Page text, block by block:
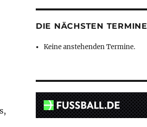
DIE NÄCHSTEN TERMINE
Keine anstehenden Termine.